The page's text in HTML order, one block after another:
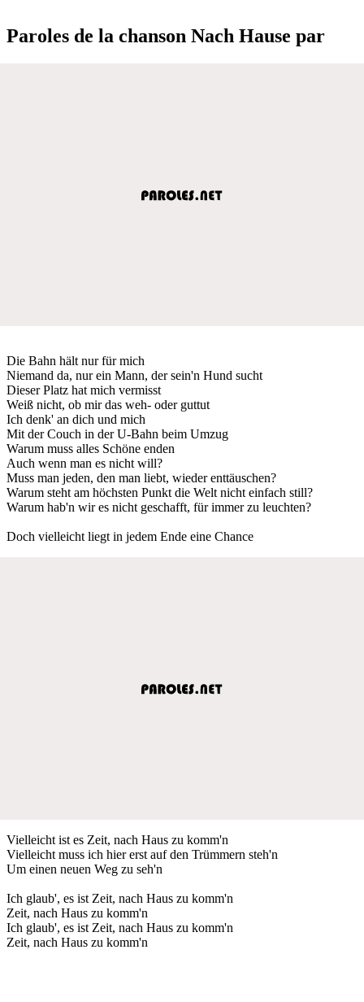
Paroles de la chanson Nach Hause par
Die Bahn hält nur für mich
Niemand da, nur ein Mann, der sein'n Hund sucht
Dieser Platz hat mich vermisst
Weiß nicht, ob mir das weh- oder guttut
Ich denk' an dich und mich
Mit der Couch in der U-Bahn beim Umzug
Warum muss alles Schöne enden
Auch wenn man es nicht will?
Muss man jeden, den man liebt, wieder enttäuschen?
Warum steht am höchsten Punkt die Welt nicht einfach still?
Warum hab'n wir es nicht geschafft, für immer zu leuchten?
Doch vielleicht liegt in jedem Ende eine Chance
Vielleicht ist es Zeit, nach Haus zu komm'n
Vielleicht muss ich hier erst auf den Trümmern steh'n
Um einen neuen Weg zu seh'n
Ich glaub', es ist Zeit, nach Haus zu komm'n
Zeit, nach Haus zu komm'n
Ich glaub', es ist Zeit, nach Haus zu komm'n
Zeit, nach Haus zu komm'n